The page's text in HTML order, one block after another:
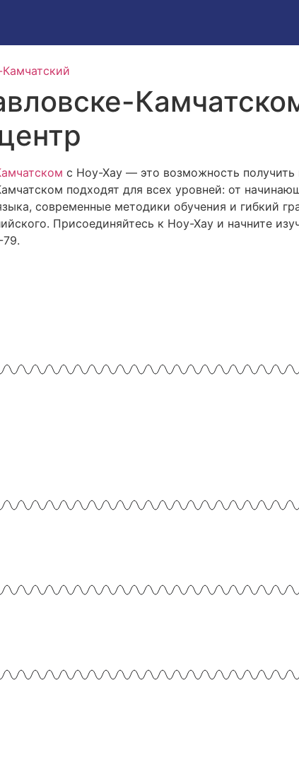
с Ноу-Хау — это возможность
подходят для всех уровней: от
современные методики обучения и гибкий
Присоединяйтесь к Ноу-Хау и начните